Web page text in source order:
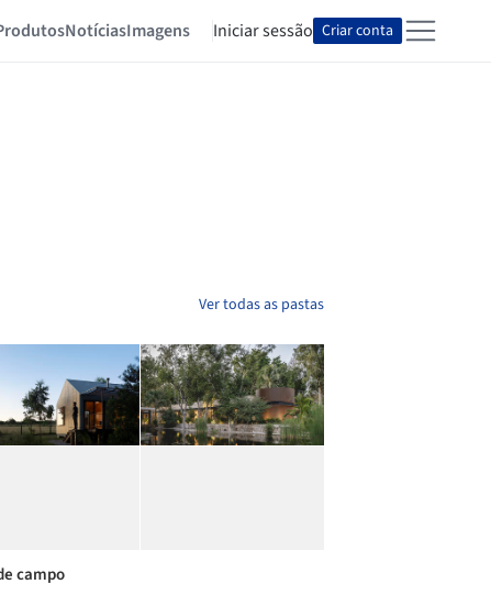
NotíciasImagens Iniciar sessão Criar conta
Ver todas as pastas
campo